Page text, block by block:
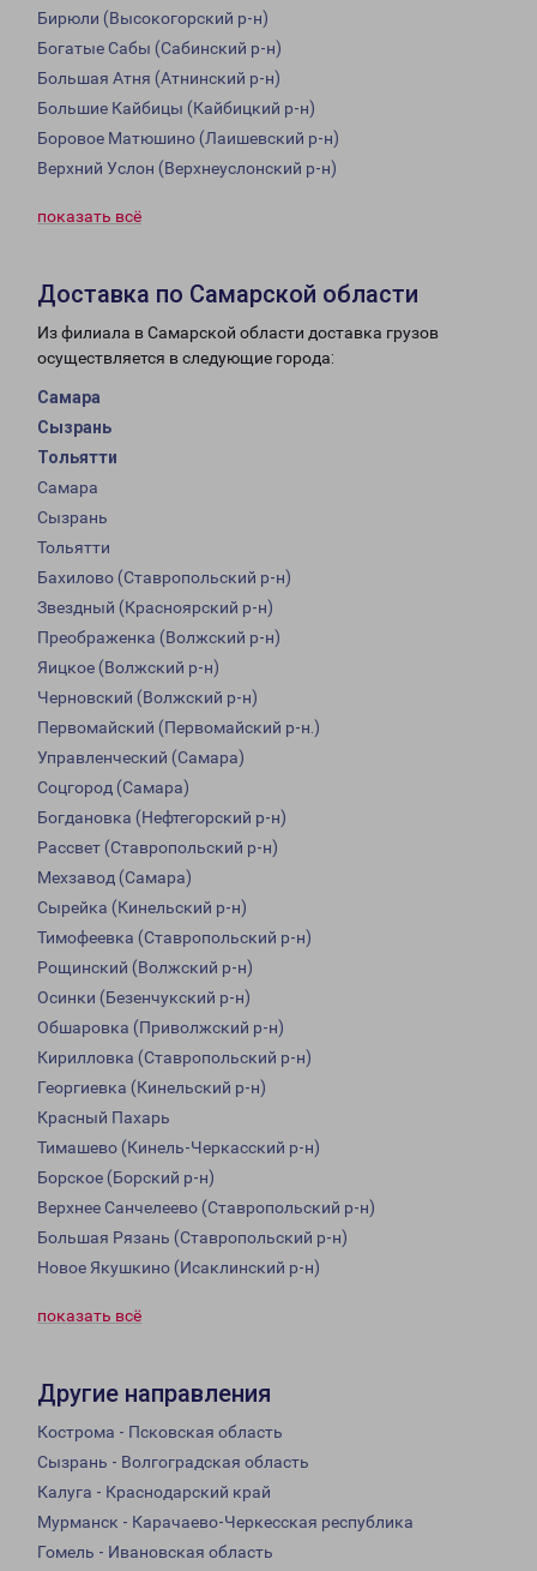
Бирюли (Высокогорский р-н)
Богатые Сабы (Сабинский р-н)
Большая Атня (Атнинский р-н)
Большие Кайбицы (Кайбицкий р-н)
Боровое Матюшино (Лаишевский р-н)
Верхний Услон (Верхнеуслонский р-н)
показать всё
Доставка по Самарской области
Из филиала в Самарской области доставка грузов
осуществляется в следующие города:
Самара
Сызрань
Тольятти
Самара
Сызрань
Тольятти
Бахилово (Ставропольский р-н)
Звездный (Красноярский р-н)
Преображенка (Волжский р-н)
Яицкое (Волжский р-н)
Черновский (Волжский р-н)
Первомайский (Первомайский р-н.)
Управленческий (Самара)
Соцгород (Самара)
Богдановка (Нефтегорский р-н)
Рассвет (Ставропольский р-н)
Мехзавод (Самара)
Сырейка (Кинельский р-н)
Тимофеевка (Ставропольский р-н)
Рощинский (Волжский р-н)
Осинки (Безенчукский р-н)
Обшаровка (Приволжский р-н)
Кирилловка (Ставропольский р-н)
Георгиевка (Кинельский р-н)
Красный Пахарь
Тимашево (Кинель-Черкасский р-н)
Борское (Борский р-н)
Верхнее Санчелеево (Ставропольский р-н)
Большая Рязань (Ставропольский р-н)
Новое Якушкино (Исаклинский р-н)
показать всё
Другие направления
Кострома - Псковская область
Сызрань - Волгоградская область
Калуга - Краснодарский край
Мурманск - Карачаево-Черкесская республика
Гомель - Ивановская область